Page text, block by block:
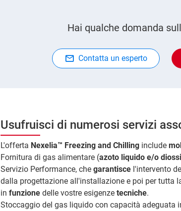
Hai qualche domanda
Contatta un esperto
Usufruisci di numerosi servizi
L'offerta Nexelia™ Freezing and Chillinginclude
Fornitura di gas alimentare (azoto liquido e/o
Servizio Performance, che garantiscel'intervento
dalla progettazione all'installazione e poi per tutta
in funzione delle vostre esigenze tecniche.
Stoccaggio del gas liquido con capacità adeguata